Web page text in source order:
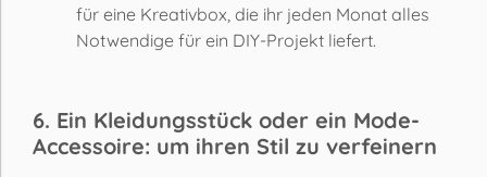
für eine Kreativbox, die ihr jeden Monat alles
Notwendige für ein DIY-Projekt liefert.
6. Ein Kleidungsstück oder ein Mode-
Accessoire: um ihren Stil zu verfeinern